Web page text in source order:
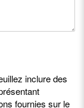
inclure des
fournies sur le